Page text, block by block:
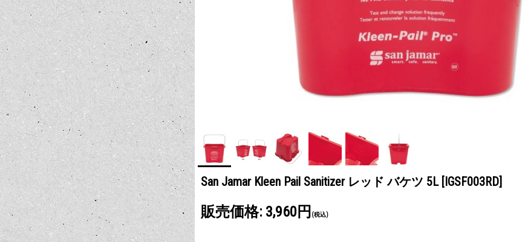
San Jamar Kleen Pail Sanitizer レッド バケツ 5L [IGSF003RD]
販売価格: 3,960円 (税込)